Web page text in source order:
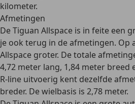
kilometer.
Afmetingen
De Tiguan Allspace is in feite een
je ook terug in de afmetingen. Op
Allspace groter. De totale
4,72 meter lang, 1,84 meter breed
R-line uitvoerig kent dezelfde
breder. De wielbasis is 2,78 meter.